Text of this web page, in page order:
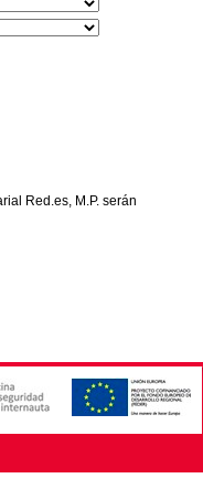
Red.es, M.P. serán